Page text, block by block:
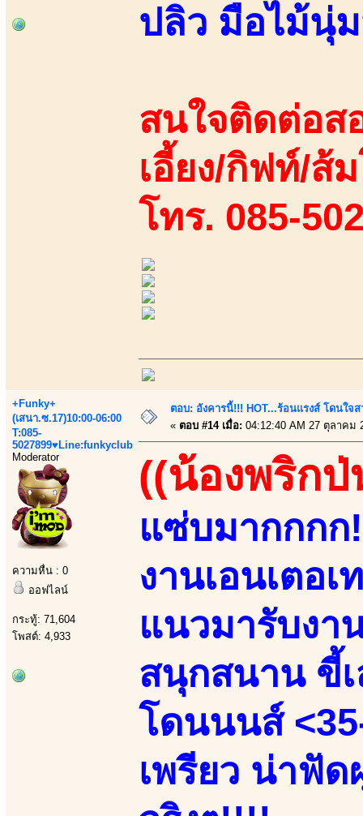
ปลิว มือไม้นุ่
สนใจติดต่อส
เอี้ยง/กิฟท์/ส้
โทร. 085-
+Funky+
(เสนา.ซ.17)10:00-06:00
T:085-
5027899♥Line:funkyclub
Moderator
ความหื่น : 0
ออฟไลน์
กระทู้: 71,604
โพสต์: 4,933
ตอบ: อังคารนี้!!! HOT...ร้อนแรงส์ โดนใจ
« ตอบ #14 เมื่อ: 04:12:40 AM 27 ตุลาคม
((น้องพริกป่
แซ่บมากกกก
งานเอนเตอ
แนวมารับงา
สนุกสนาน ขี้
โดนนนส์
เพรียว น่าฟัด